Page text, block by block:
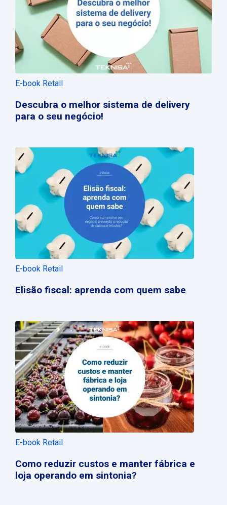
E-book Retail
Descubra o melhor sistema de delivery
para o seu negócio!
E-book Retail
Elisão fiscal: aprenda com quem sabe
E-book Retail
Como reduzir custos e manter fábrica e
loja operando em sintonia?